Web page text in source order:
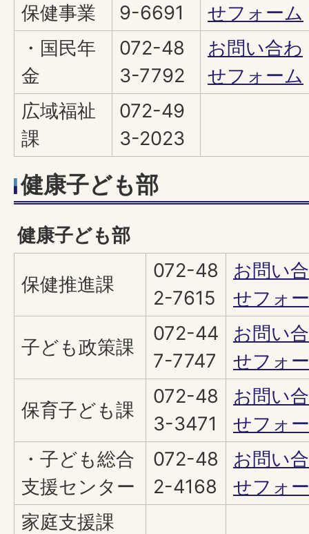
保健事業
9-6691
せフォーム
・国民年
金
072-48
3-7792
お問い合わ
せフォーム
広域福祉
課
072-49
3-2023
健康子ども部
健康子ども部
保健推進課
072-48
2-7615
お問い
せフォ
子ども政策課
072-44
7-7747
お問い
せフォ
保育子ども課
072-48
3-3471
お問い
せフォ
・子ども総合
支援センター
072-48
2-4168
お問い
せフォ
家庭支援課